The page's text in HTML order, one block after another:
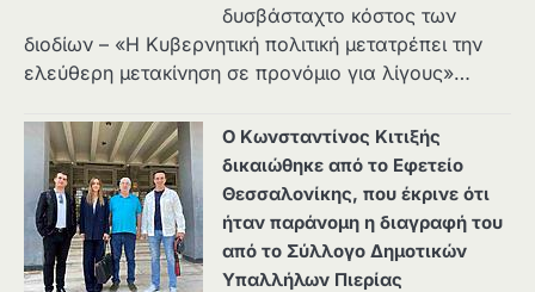
δυσβάσταχτο κόστος των
διοδίων – «Η Κυβερνητική πολιτική μετατρέπει την
ελεύθερη μετακίνηση σε προνόμιο για λίγους»…
Ο Κωνσταντίνος Κιτιξής
δικαιώθηκε από το Εφετείο
Θεσσαλονίκης, που έκρινε ότι
ήταν παράνομη η διαγραφή του
από το Σύλλογο Δημοτικών
Υπαλλήλων Πιερίας